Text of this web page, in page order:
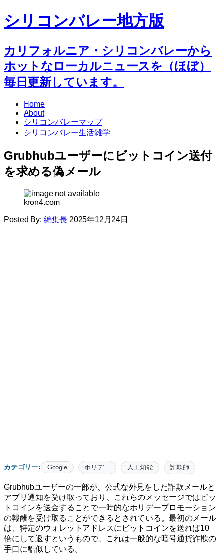
シリコンバレー地方版
カリフォルニア・シリコンバレーから
ホットなローカルニュースを（ほぼ）
毎日更新しています。
Home
About
シリコンバレーマップ
シリコンバレー生活雑学
Grubhubユーザーにビットコイン送付
を求める偽メール
kron4.com
Posted By: 編集長 2025年12月24日
カテゴリー: Google ホリデー 人工知能 詐欺師
Grubhubユーザーの一部が、公式な外見をした詐欺メールと
アプリ通知を受け取っており、これらのメッセージではビッ
トコインを送金することで一時的なホリデープロモーション
の報酬を受け取ることができるとされている。最初のメール
は、特定のウォレットアドレスにビットコインを送れば10
倍にして返すというもので、これは一般的な暗号通貨詐欺の
手口に酷似している。